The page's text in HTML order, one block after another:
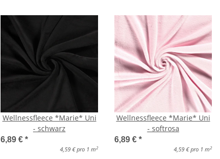
Wellnessfleece *Marie* Uni
- schwarz
6,89 € *
4,59 € pro 1 m2
Wellnessfleece *Marie* Uni
- softrosa
6,89 € *
4,59 € pro 1 m2